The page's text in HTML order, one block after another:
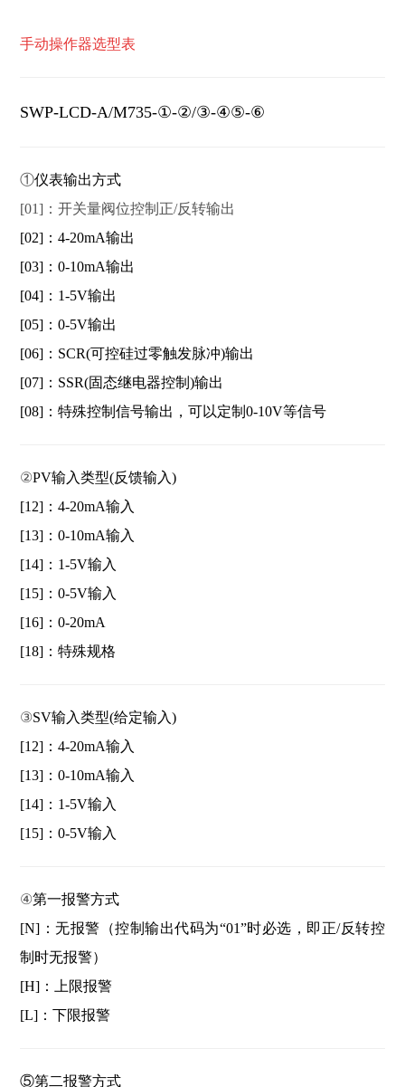
手动操作器选型表
SWP-LCD-A/M735-①-②/③-④⑤-⑥
①仪表输出方式
[01]：开关量阀位控制正/反转输出
[02]：4-20mA输出
[03]：0-10mA输出
[04]：1-5V输出
[05]：0-5V输出
[06]：SCR(可控硅过零触发脉冲)输出
[07]：SSR(固态继电器控制)输出
[08]：特殊控制信号输出，可以定制0-10V等信号
②PV输入类型(反馈输入)
[12]：4-20mA输入
[13]：0-10mA输入
[14]：1-5V输入
[15]：0-5V输入
[16]：0-20mA
[18]：特殊规格
③SV输入类型(给定输入)
[12]：4-20mA输入
[13]：0-10mA输入
[14]：1-5V输入
[15]：0-5V输入
④第一报警方式
[N]：无报警（控制输出代码为“01”时必选，即正/反转控
制时无报警）
[H]：上限报警
[L]：下限报警
⑤第二报警方式